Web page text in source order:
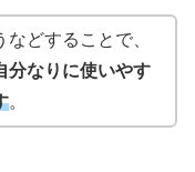
どすることで、
分なりに使いやす
。